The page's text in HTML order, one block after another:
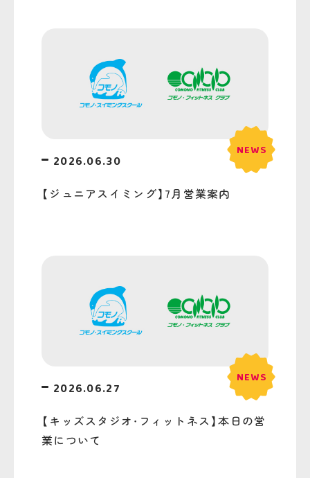
2026.06.30
【ジュニアスイミング】7月営業案内
2026.06.27
【キッズスタジオ・フィットネス】本日の営
業について